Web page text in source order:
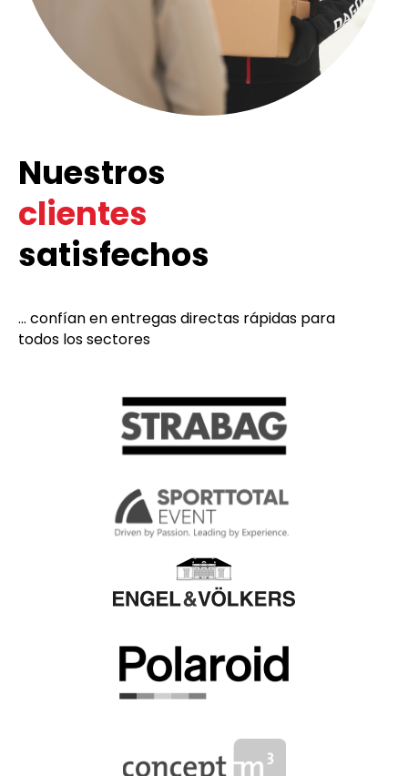
Nuestros
clientes
satisfechos
... confían en entregas directas rápidas para
todos los sectores